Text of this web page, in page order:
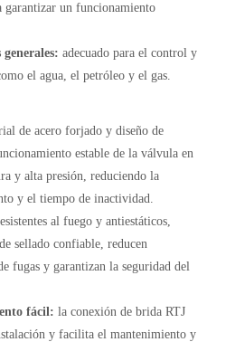
garantizar un funcionamiento
adecuado para el control y
el agua, el petróleo y el gas.
de acero forjado y diseño de
estable de la válvula en
y alta presión, reduciendo la
y el tiempo de inactividad.
al fuego y antiestáticos,
sellado confiable, reducen
fugas y garantizan la seguridad del
fácil: la conexión de brida RTJ
y facilita el mantenimiento y